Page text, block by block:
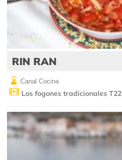
RIN RAN
Canal Cocina
Los fogones tradicionales T22